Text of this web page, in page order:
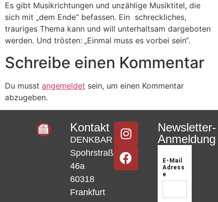
Es gibt Musikrichtungen und unzählige Musiktitel, die
sich mit „dem Ende“ befassen. Ein schreckliches,
trauriges Thema kann und will unterhaltsam dargeboten
werden. Und trösten: „Einmal muss es vorbei sein“.
Schreibe einen Kommentar
Du musst angemeldet sein, um einen Kommentar
abzugeben.
Kontakt
DENKBAR
Spohrstraße
46a
60318
Frankfurt
Newsletter-
Anmeldung